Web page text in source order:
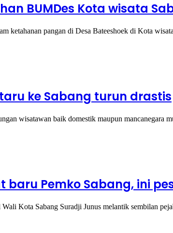
BUMDes Kota wisata
ketahanan pangan di Desa Bateeshoek di Kota
ke Sabang turun drastis
wisatawan baik domestik maupun
baru Pemko Sabang, ini
Kota Sabang Suradji Junus melantik sembilan